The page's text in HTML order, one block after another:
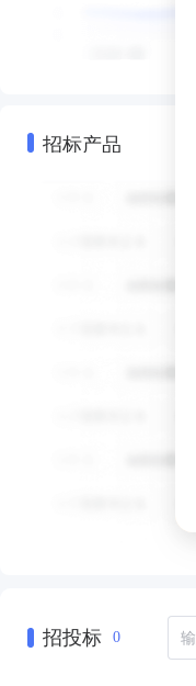
招标产品
招投标 0